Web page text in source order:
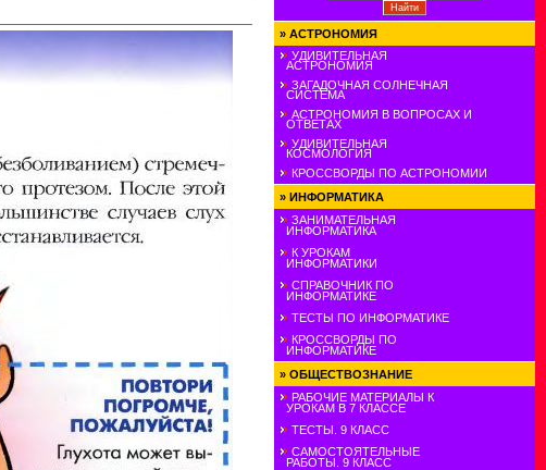
» АСТРОНОМИЯ
УДИВИТЕЛЬНАЯ
АСТРОНОМИЯ
ЗАГАДОЧНАЯ СОЛНЕЧНАЯ
СИСТЕМА
АСТРОНОМИЯ В ВОПРОСАХ И
ОТВЕТАХ
УДИВИТЕЛЬНАЯ
КОСМОЛОГИЯ
КРОССВОРДЫ ПО АСТРОНОМИИ
» ИНФОРМАТИКА
ЗАНИМАТЕЛЬНАЯ
ИНФОРМАТИКА
К УРОКАМ
ИНФОРМАТИКИ
СПРАВОЧНИК ПО
ИНФОРМАТИКЕ
ТЕСТЫ ПО ИНФОРМАТИКЕ
КРОССВОРДЫ ПО
ИНФОРМАТИКЕ
» ОБЩЕСТВОЗНАНИЕ
РАБОЧИЕ МАТЕРИАЛЫ К
УРОКАМ В 7 КЛАССЕ
ТЕСТЫ. 9 КЛАСС
САМОСТОЯТЕЛЬНЫЕ
РАБОТЫ. 9 КЛАСС